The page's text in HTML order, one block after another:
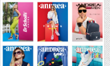
Posted
in